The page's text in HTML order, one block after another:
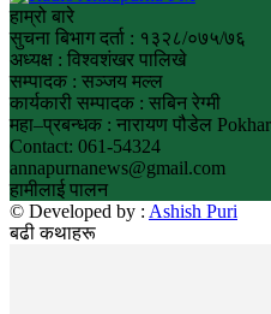
हाम्रो बारे
सुचना बिभाग दर्ता : १३२८/०७५/७६
अध्यक्ष : विश्वशंखर पालिखे
सम्पादक : सञ्जय मल्ल
कार्यकारी सम्पादक : सबिन रेग्मी
महा–प्रबन्धक : नारायण पौडेल
Contact: 061-54324
annapurnanews@gmail.com
हामीलाई पालन
© Developed by : Ashish Puri
बढी कथाहरू